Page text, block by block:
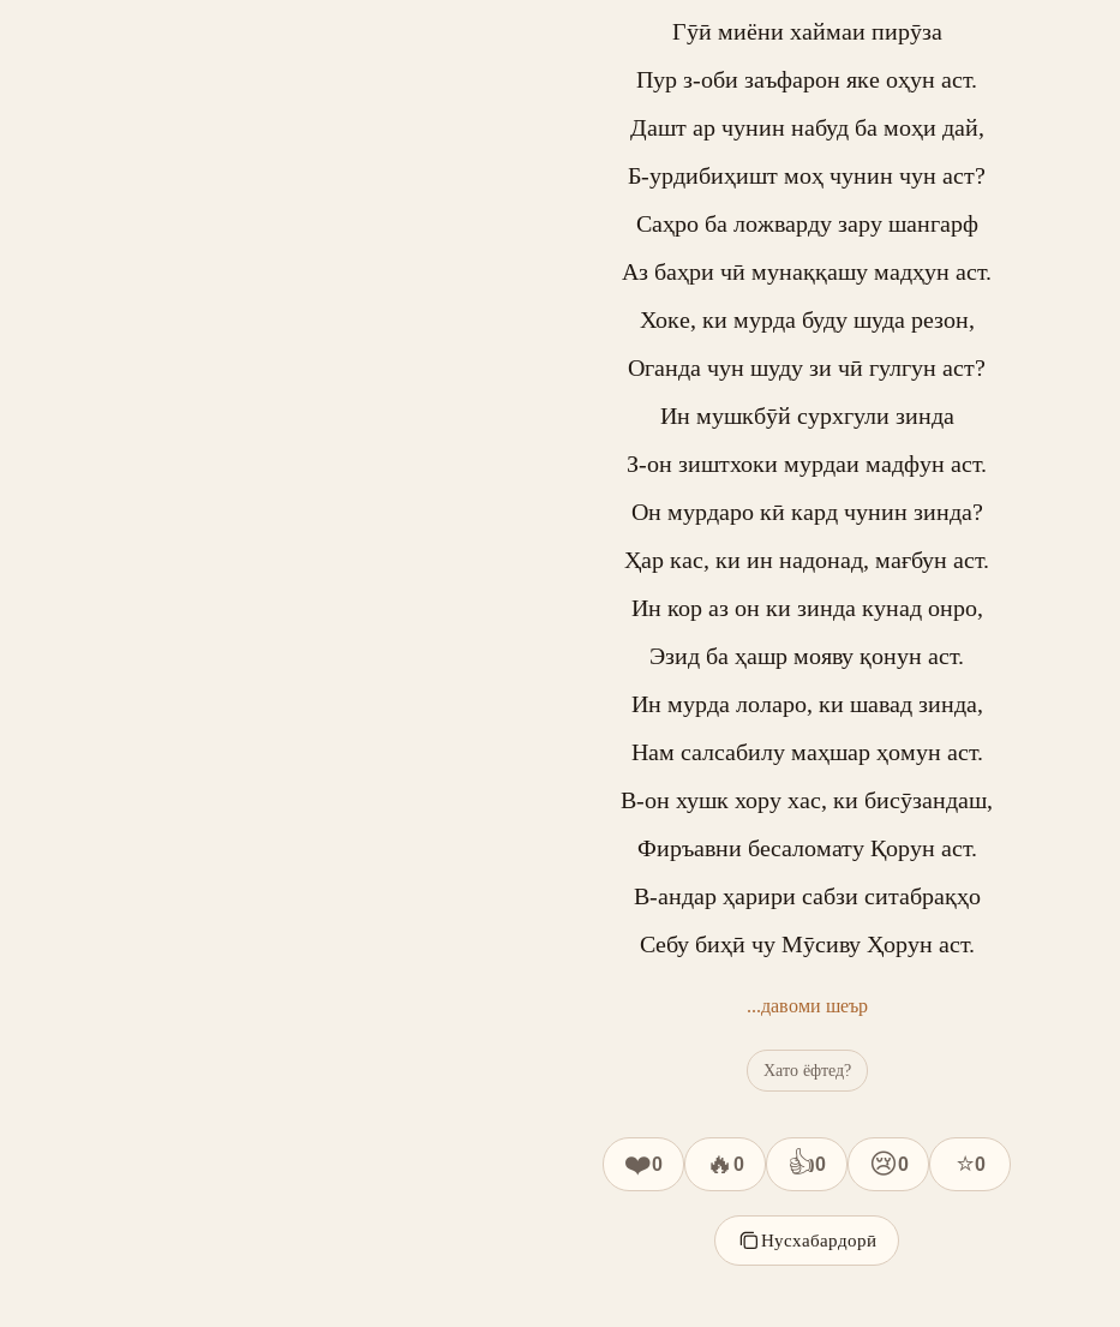
Гӯӣ миёни хаймаи пирӯза
Пур з-оби заъфарон яке оҳун аст.
Дашт ар чунин набуд ба моҳи дай,
Б-урдибиҳишт моҳ чунин чун аст?
Саҳро ба ложварду зару шангарф
Аз баҳри чӣ мунаққашу мадҳун аст.
Хоке, ки мурда буду шуда резон,
Оганда чун шуду зи чӣ гулгун аст?
Ин мушкбӯй сурхгули зинда
З-он зиштхоки мурдаи мадфун аст.
Он мурдаро кӣ кард чунин зинда?
Ҳар кас, ки ин надонад, мағбун аст.
Ин кор аз он ки зинда кунад онро,
Эзид ба ҳашр мояву қонун аст.
Ин мурда лоларо, ки шавад зинда,
Нам салсабилу маҳшар ҳомун аст.
В-он хушк хору хас, ки бисӯзандаш,
Фиръавни бесаломату Қорун аст.
В-андар ҳарири сабзи ситабрақҳо
Себу биҳӣ чу Мӯсиву Ҳорун аст.
...давоми шеър
Хато ёфтед?
❤️0 🔥 0 👍0 😢0 ⭐0
Нусхабардорӣ